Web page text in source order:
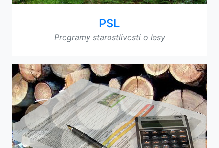
PSL
Programy starostlivosti o lesy